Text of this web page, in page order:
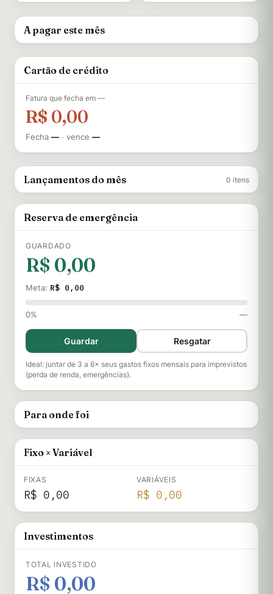
A pagar este mês
Cartão de crédito
Fatura que fecha em —
R$ 0,00
Fecha — · vence —
Lançamentos do mês 0 itens
Reserva de emergência
GUARDADO
R$ 0,00
Meta: R$ 0,00
0% —
Guardar Resgatar
Ideal: juntar de 3 a 6× seus gastos fixos mensais para imprevistos
(perda de renda, emergências).
Para onde foi
Fixo × Variável
FIXAS
R$ 0,00
VARIÁVEIS
R$ 0,00
Investimentos
TOTAL INVESTIDO
R$ 0,00